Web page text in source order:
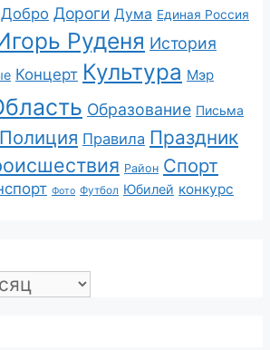
Добро Дороги Дума Единая Россия
Руденя История
Концерт Культура Мэр
Образование Письма
Полиция Правила Праздник
Район Спорт
Фото Футбол Юбилей конкурс